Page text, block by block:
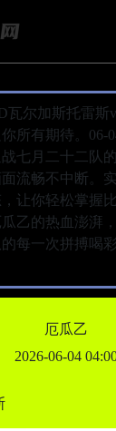
瓦尔加斯托雷斯
所有期待。06-
七月二十二队
流畅不中断。
让你轻松掌握
乙的热血澎湃
每一次拼搏喝
厄瓜乙
2026-06-04